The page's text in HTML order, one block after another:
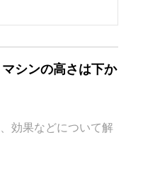
シンの高さは下か
効果などについて解